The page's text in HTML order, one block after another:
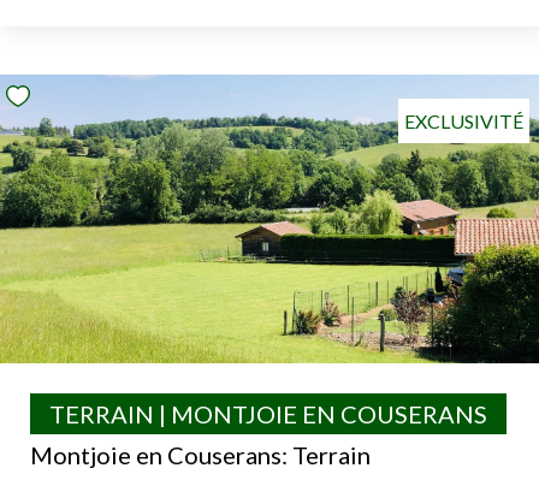
EXCLUSIVITÉ
Montjoie en Couserans: Terrain
TERRAIN | MONTJOIE EN COUSERANS